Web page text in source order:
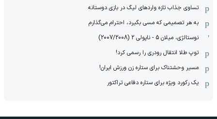
تساوی جذاب تازه واردهای لیگ در بازی دوستانه
به هر تصمیمی که مسی بگیرد، احترام می‌گذارم
نوستالژی، میلان 5 - ناپولی 2 (2007/2008)
توپ طلا انتقال رودری را رسمی کرد!
مسیر وحشتناک برای ستاره زن ورزش ایران!
یک رکورد ویژه برای ستاره دفاعی تراکتور